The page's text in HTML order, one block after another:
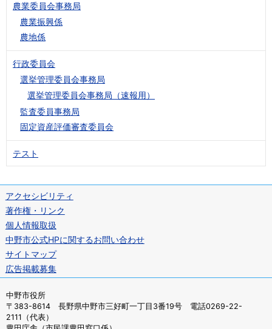
農業委員会事務局
農業振興係
農地係
行政委員会
選挙管理委員会事務局
選挙管理委員会事務局（速報用）
監査委員事務局
固定資産評価審査委員会
テスト
アクセシビリティ
著作権・リンク
個人情報取扱
中野市公式HPに関するお問い合わせ
サイトマップ
広告掲載募集
中野市役所
〒383-8614 長野県中野市三好町一丁目3番19号 電話0269-22-
2111（代表）